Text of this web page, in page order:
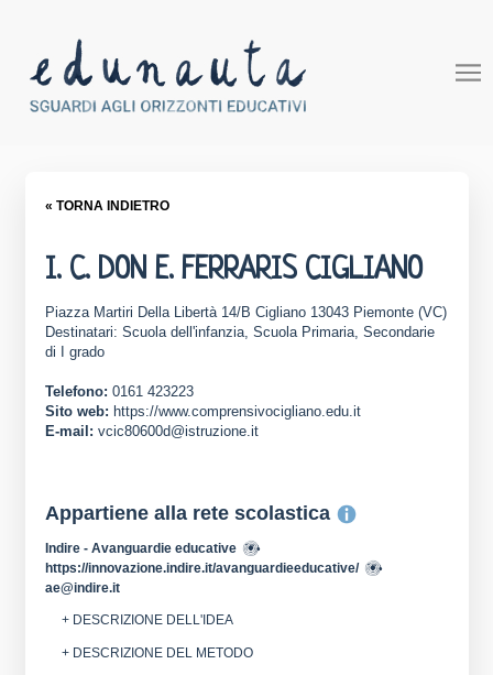
« TORNA INDIETRO
I. C. DON E. FERRARIS CIGLIANO
Piazza Martiri Della Libertà 14/B Cigliano 13043 Piemonte (VC)
Destinatari: Scuola dell'infanzia, Scuola Primaria, Secondarie
di I grado
Telefono: 0161 423223
Sito web: https://www.comprensivocigliano.edu.it
E-mail: vcic80600d@istruzione.it
Appartiene alla rete scolastica
Indire - Avanguardie educative
https://innovazione.indire.it/avanguardieeducative/
ae@indire.it
+ DESCRIZIONE DELL'IDEA
+ DESCRIZIONE DEL METODO